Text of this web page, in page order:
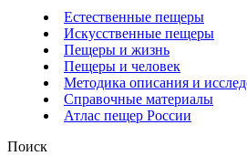
Естественные пещеры
Искусственные пещеры
Пещеры и жизнь
Пещеры и человек
Методика описания и
Справочные материалы
Атлас пещер России
Поиск